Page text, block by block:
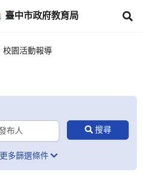
臺中市政府教育局
校園活動報導
更多篩選條件